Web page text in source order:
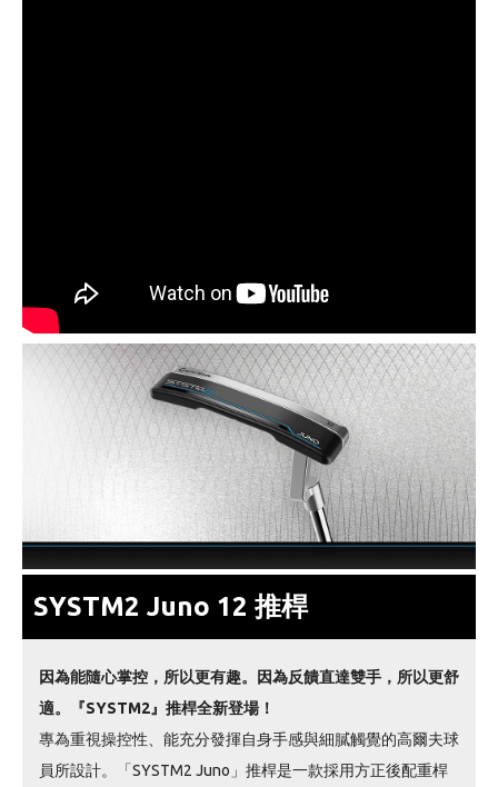
SYSTM2 Juno 12 推桿
因為能隨心掌控，所以更有趣。因為反饋直達雙手，所以更舒
適。『SYSTM2』推桿全新登場！
專為重視操控性、能充分發揮自身手感與細膩觸覺的高爾夫球
員所設計。「SYSTM2 Juno」推桿是一款採用方正後配重桿